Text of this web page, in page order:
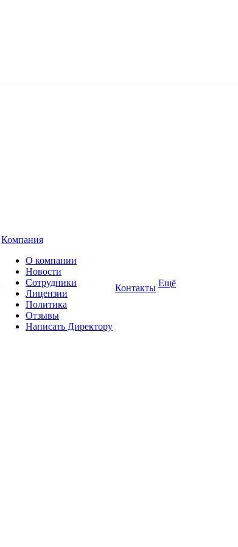
Компания
О компании
Новости
Сотрудники
Лицензии
Политика
Отзывы
Написать Директору
Контакты Ещё